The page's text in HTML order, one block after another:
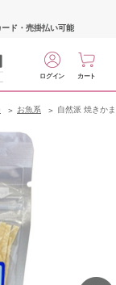
ド・売掛払い可能
ログイン カート
お魚系 自然派 焼きか